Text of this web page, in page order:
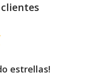
estrellas!